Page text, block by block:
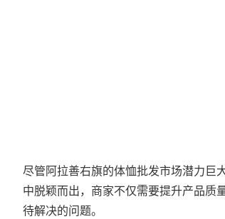
尽管阿拉善右旗的体恤批发市场潜力巨
中脱颖而出，商家不仅需要提升产品质
待解决的问题。